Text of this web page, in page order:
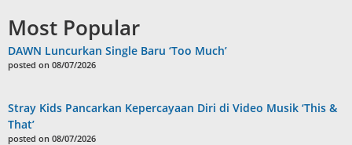
Most Popular
DAWN Luncurkan Single Baru ‘Too Much’
posted on 08/07/2026
Stray Kids Pancarkan Kepercayaan Diri di Video Musik ‘This &
That’
posted on 08/07/2026